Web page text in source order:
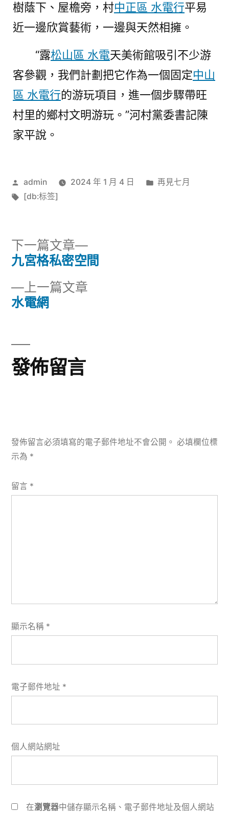
樹蔭下、屋檐旁，村中正區 水電行平易
近一邊欣賞藝術，一邊與天然相擁。
“露松山區 水電天美術館吸引不少游
客參觀，我們計劃把它作為一個固定中山
區 水電行的游玩項目，進一個步驟帶旺
村里的鄉村文明游玩。”河村黨委書記陳
家平說。
作
者:
admin 2024 年 1 月 4 日
分
再見七月
標
[db:标签]
文
章
覽
上一篇文章
水電網
下一篇文章
下
一
九宮格私密空間
發佈留言
發佈留言必須填寫的電子郵件地址不會公開。 必填欄位標
示為 *
留言 *
顯示名稱 *
電子郵件地址 *
個人網站網址
在瀏覽器中儲存顯示名稱、電子郵件地址及個人網站